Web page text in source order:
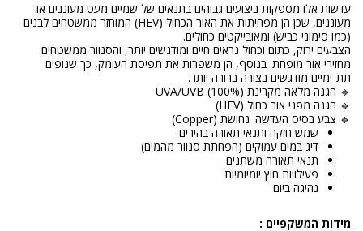
עדשות אלו מספקות ביצועים גבוהים בתנאים של שמיים מעט מעוננים או
מעוננים, שכן הן מפחיתות את האור הכחול (HEV) המוחזר ממשטחים לבנים
(כמו סימוני כביש) ומאובייקטים כחולים.
הצבעים ירוק, כתום וכחול נראים חיים ומודגשים יותר, והסנוור ממשטחים
מחזירי אור מופחת. בנוסף, הן משפרות את תפיסת העומק, כך שנופים
תת-ימיים מודגשים בצורה ברורה יותר.
🔹 הגנה מלאה מקרינת UVA/UVB (100%)
🔹 הגנה מפני אור כחול (HEV)
🔹 צבע בסיס העדשה: נחושת (Copper)
שמש חזקה ותנאי תאורה בהירים
דיג במים עמוקים (הפחתת סנוור מהמים)
תנאי תאורה משתנים
פעילויות חוץ יומיומיות
נהיגה ביום
מידות המשקפיים :